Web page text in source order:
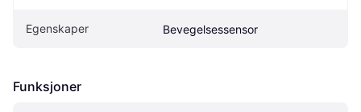
Egenskaper Bevegelsessensor
Funksjoner